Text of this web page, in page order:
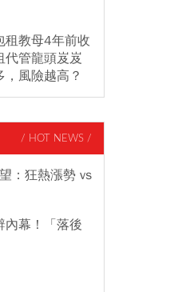
租教母4年前收
代管龍頭岌岌
風險越高？
/ HOT NEWS /
：狂熱漲勢 vs
內幕！「落後